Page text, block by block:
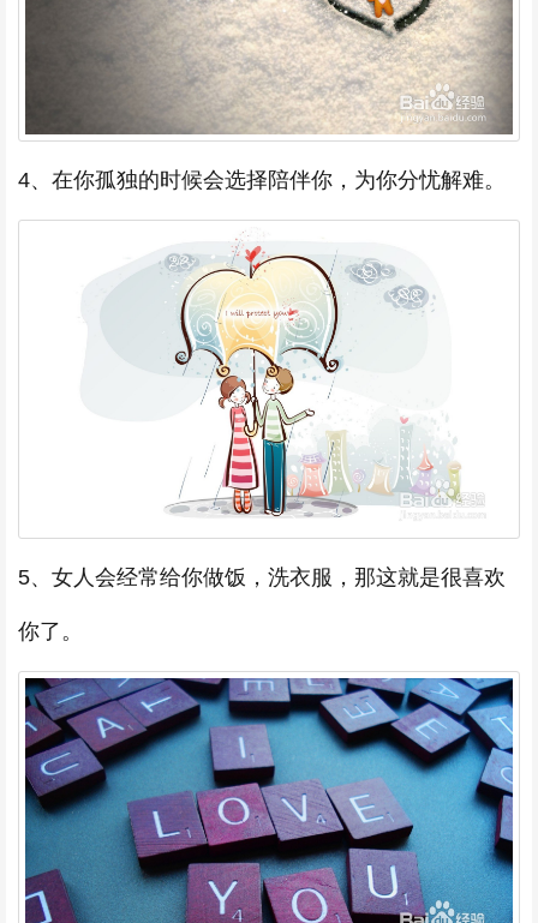
4、在你孤独的时候会选择陪伴你，为你分忧解难。
5、女人会经常给你做饭，洗衣服，那这就是很喜欢
你了。